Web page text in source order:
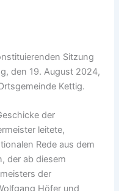
Sitzung
den 19. August 2024,
Kettig.
der
leitete,
Rede aus dem
der ab diesem
der
Höfer und